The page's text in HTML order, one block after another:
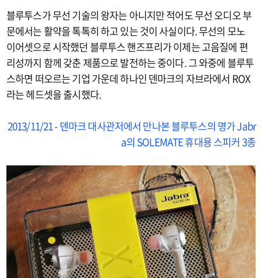
블루투스가 무선 기술의 왕자는 아니지만 적어도 무선 오디오 부
문에서는 활약을 톡톡히 하고 있는 것이 사실이다. 무선의 모노
이어셋으로 시작했던 블루투스 핸즈프리가 이제는 고음질에 편
리성까지 함께 갖춘 제품으로 발전하는 중이다. 그 와중에 블루투
스하면 떠오르는 기업 가운데 하나인 덴마크의 자브라에서 ROX
라는 헤드셋을 출시했다.
2013/11/21 - 덴마크 대사관저에서 만나본 블루투스의 명가 Jabr
a의 SOLEMATE 휴대용 스피커 3종